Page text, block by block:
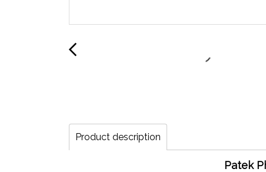
Product description
Patek